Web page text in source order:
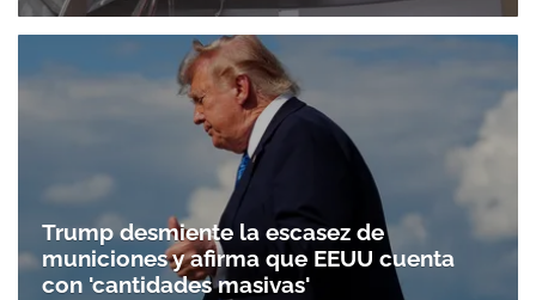
Trump desmiente la escasez de
municiones y afirma que EEUU cuenta
con 'cantidades masivas'